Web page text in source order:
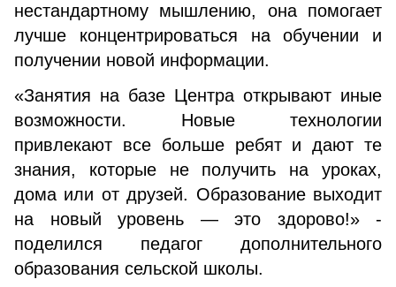
нестандартному мышлению, она помогает
лучше концентрироваться на обучении и
получении новой информации.
«Занятия на базе Центра открывают иные
возможности. Новые технологии
привлекают все больше ребят и дают те
знания, которые не получить на уроках,
дома или от друзей. Образование выходит
на новый уровень — это здорово!» -
поделился педагог дополнительного
образования сельской школы.